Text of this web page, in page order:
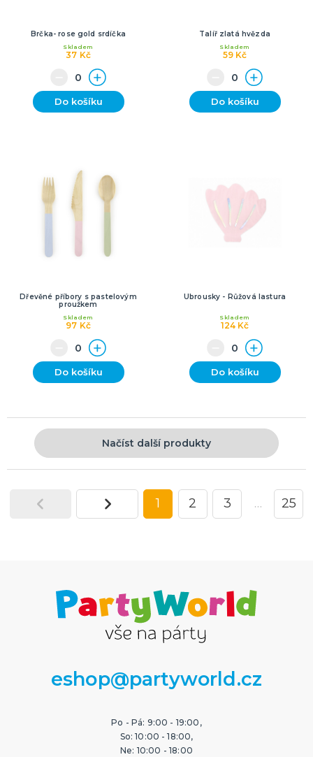
Brčka- rose gold srdíčka
37 Kč
Skladem
Do košíku
Talíř zlatá hvězda
59 Kč
Skladem
Do košíku
Dřevěné příbory s pastelovým
proužkem
97 Kč
Skladem
Do košíku
Ubrousky - Růžová lastura
124 Kč
Skladem
Do košíku
Načíst další produkty
1 2 3 … 25
eshop@partyworld.cz
Po - Pá: 9:00 - 19:00,
So: 10:00 - 18:00,
Ne: 10:00 - 18:00